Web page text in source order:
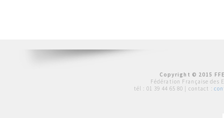
Copyright © 2015
Fédération Française des
tél : 01 39 44 65 80 | contact :